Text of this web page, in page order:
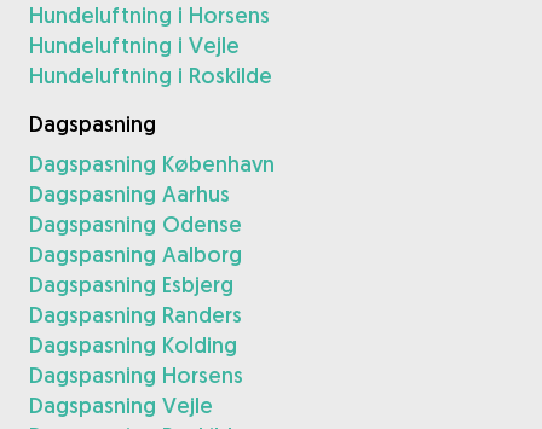
Hundeluftning i Horsens
Hundeluftning i Vejle
Hundeluftning i Roskilde
Dagspasning
Dagspasning København
Dagspasning Aarhus
Dagspasning Odense
Dagspasning Aalborg
Dagspasning Esbjerg
Dagspasning Randers
Dagspasning Kolding
Dagspasning Horsens
Dagspasning Vejle